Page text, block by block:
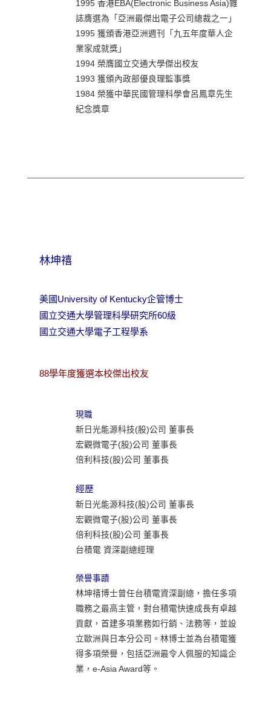
1995 香港EBA(Electronic Business Asia)雜
誌膺選為「亞洲最傑出電子公司總裁之一」
1995 獲頒香港亞洲週刊「九五年度華人企
業家成就獎」
1994 榮膺國立交通大學傑出校友
1993 獲頒內政部優良理監事獎
1984 榮獲中華民國管理科學會呂鳳章先生
紀念獎章
林坤禧
美國University of Kentucky企管博士
國立交通大學管理科學研究所60級
國立交通大學電子工程學系
88學年度獲選本校傑出校友
現職
新日光能源科技(股)公司 董事長
宏觀微電子(股)公司 董事長
倍利科技(股)公司 董事長
經歷
新日光能源科技(股)公司 董事長
宏觀微電子(股)公司 董事長
倍利科技(股)公司 董事長
台積電 資深副總經理
榮譽事蹟
林坤禧博士曾任台積電資深副總，擔任多項
職務之最高主管，對台積電快速成長有卓越
貢獻，首建多項業務如行銷、法務等，並設
立歐洲與日本分公司。林博士並為台積電獲
得多項榮譽，包括亞洲最令人佩服的知識企
業，e-Asia Award等。